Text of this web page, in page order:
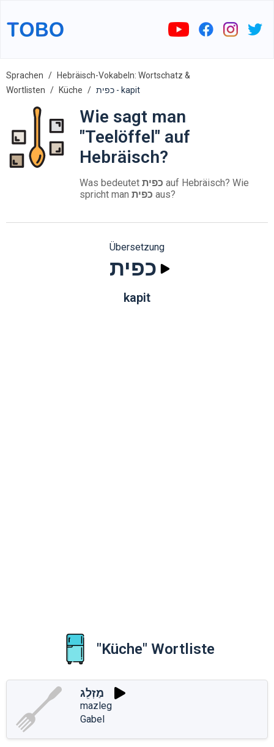
Sprachen
Hebräisch-Vokabeln: Wortschatz &
Wortlisten
Küche כפית - kapit
Wie sagt man
"Teelöffel" auf
Hebräisch?
Was bedeutet כפית auf Hebräisch? Wie
spricht man כפית aus?
Übersetzung
כפית
kapit
"Küche" Wortliste
מַזְלֵג
mazleg
Gabel